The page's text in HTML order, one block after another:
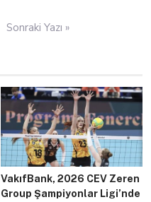
Sonraki Yazı »
VakıfBank, 2026 CEV Zeren
Group Şampiyonlar Ligi’nde